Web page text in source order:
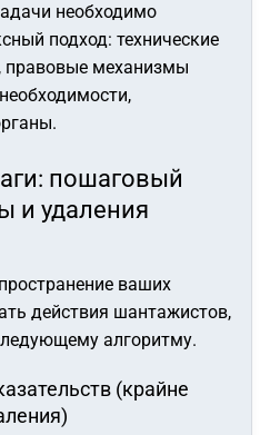
необходимо
подход: технические
правовые механизмы
пошаговый
и удаления
ваших
действия шантажистов,
алгоритму.
(крайне